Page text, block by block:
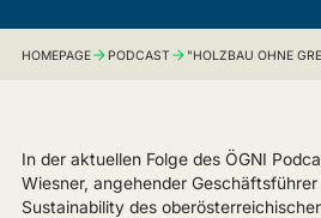
HOMEPAGE PODCAST "HOLZBAU OHNE
In der aktuellen Folge des ÖGNI
Wiesner, angehender
Sustainability des